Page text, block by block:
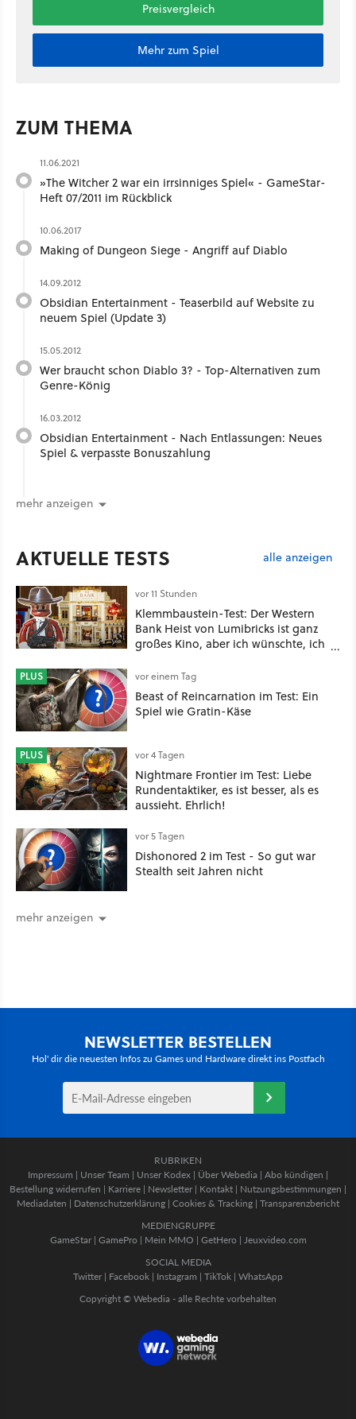
Preisvergleich
Mehr zum Spiel
ZUM THEMA
11.06.2021
»The Witcher 2 war ein irrsinniges Spiel« - GameStar-
Heft 07/2011 im Rückblick
10.06.2017
Making of Dungeon Siege - Angriff auf Diablo
14.09.2012
Obsidian Entertainment - Teaserbild auf Website zu
neuem Spiel (Update 3)
15.05.2012
Wer braucht schon Diablo 3? - Top-Alternativen zum
Genre-König
16.03.2012
Obsidian Entertainment - Nach Entlassungen: Neues
Spiel & verpasste Bonuszahlung
mehr anzeigen
AKTUELLE TESTS alle anzeigen
vor 11 Stunden
Klemmbaustein-Test: Der Western
Bank Heist von Lumibricks ist ganz
großes Kino, aber ich wünschte, ich
gehört
PLUS vor einem Tag
Beast of Reincarnation im Test: Ein
Spiel wie Gratin-Käse
PLUS vor 4 Tagen
Nightmare Frontier im Test: Liebe
Rundentaktiker, es ist besser, als es
aussieht. Ehrlich!
vor 5 Tagen
Dishonored 2 im Test - So gut war
Stealth seit Jahren nicht
mehr anzeigen
NEWSLETTER BESTELLEN
Hol' dir die neuesten Infos zu Games und Hardware direkt ins Postfach
RUBRIKEN
Impressum | Unser Team | Unser Kodex | Über Webedia | Abo kündigen |
Bestellung widerrufen | Karriere | Newsletter | Kontakt | Nutzungsbestimmungen |
Mediadaten | Datenschutzerklärung | Cookies & Tracking | Transparenzbericht
MEDIENGRUPPE
GameStar| GamePro | Mein MMO | GetHero | Jeuxvideo.com
SOCIAL MEDIA
Twitter | Facebook | Instagram | TikTok | WhatsApp
Copyright © Webedia - alle Rechte vorbehalten